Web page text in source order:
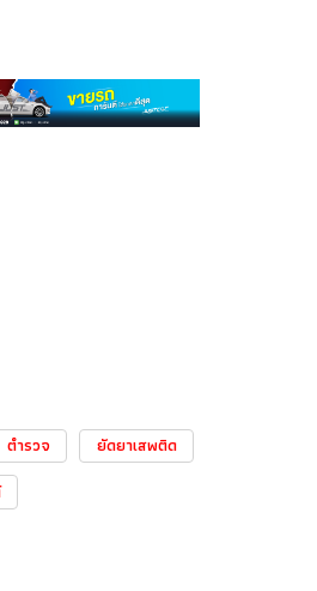
ตำรวจ
ยัดยาเสพติด